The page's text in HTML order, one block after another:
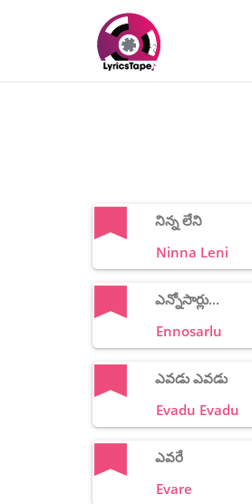
నిన్న లేని
Ninna Leni
ఎన్నోసార్లు...
Ennosarlu
ఎవడు ఎవడు
Evadu Evadu
ఎవరే
Evare